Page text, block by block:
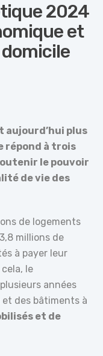
2024
et
aujourd’hui plus
répond à trois
le pouvoir
de vie des
de logements
millions de
à payer leur
le
années
des bâtiments à
et de